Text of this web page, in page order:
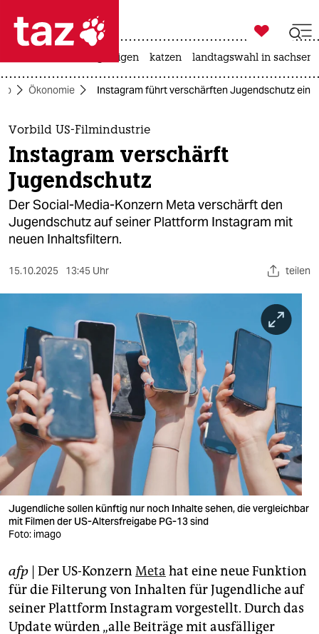
 taz zahl ich
taz zahl ich
themen
politik
öko
gesellschaft
sport
berlin
nord
wahrheit
verlag
verlag
veranstaltungen
shop
fragen & hilfe
abo
genossenschaft

taz zahl ich
bergsteigen katzen landtagswahl in
Ökonomie Instagram führt verschärften Jugendschutz ein
Vorbild US-Filmindustrie
Instagram verschärft
Jugendschutz
Der Social-Media-Konzern Meta verschärft den
Jugendschutz auf seiner Plattform Instagram mit
neuen Inhaltsfiltern.
15.10.2025 13:45 Uhr teilen
Jugendliche sollen künftig nur noch Inhalte sehen, die vergleichbar
mit Filmen der US-Altersfreigabe PG-13 sind
Foto: imago
afp | Der US-Konzern Meta hat eine neue Funktion
für die Filterung von Inhalten für Jugendliche auf
seiner Plattform Instagram vorgestellt. Durch das
Update würden „alle Beiträge mit ausfälliger